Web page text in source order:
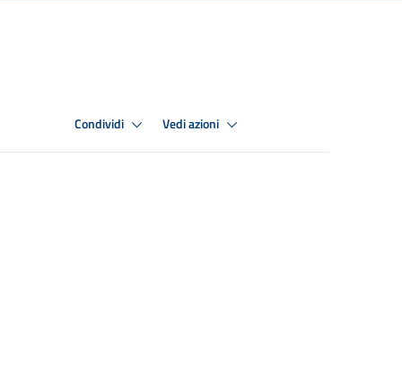
Condividi Vedi azioni